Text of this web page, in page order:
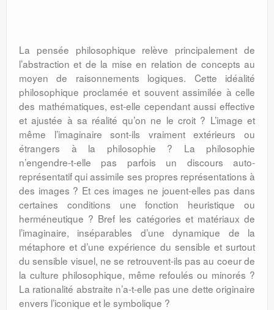
La pensée philosophique relève principalement de
l’abstraction et de la mise en relation de concepts au
moyen de raisonnements logiques. Cette idéalité
philosophique proclamée et souvent assimilée à celle
des mathématiques, est-elle cependant aussi effective
et ajustée à sa réalité qu’on ne le croit ? L’image et
même l’imaginaire sont-ils vraiment extérieurs ou
étrangers à la philosophie ? La philosophie
n’engendre-t-elle pas parfois un discours auto-
représentatif qui assimile ses propres représentations à
des images ? Et ces images ne jouent-elles pas dans
certaines conditions une fonction heuristique ou
herméneutique ? Bref les catégories et matériaux de
l’imaginaire, inséparables d’une dynamique de la
métaphore et d’une expérience du sensible et surtout
du sensible visuel, ne se retrouvent-ils pas au coeur de
la culture philosophique, même refoulés ou minorés ?
La rationalité abstraite n’a-t-elle pas une dette originaire
envers l’iconique et le symbolique ?